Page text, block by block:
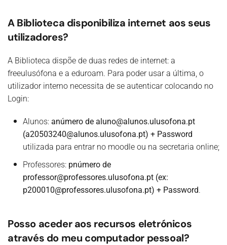
A Biblioteca disponibiliza internet aos seus
utilizadores?
A Biblioteca dispõe de duas redes de internet: a
freeulusófona e a eduroam. Para poder usar a última, o
utilizador interno necessita de se autenticar colocando no
Login:
Alunos: anúmero de aluno@alunos.ulusofona.pt
(a20503240@alunos.ulusofona.pt) + Password
utilizada para entrar no moodle ou na secretaria online;
Professores: pnúmero de
professor@professores.ulusofona.pt (ex:
p200010@professores.ulusofona.pt) + Password.
Posso aceder aos recursos eletrónicos
através do meu computador pessoal?